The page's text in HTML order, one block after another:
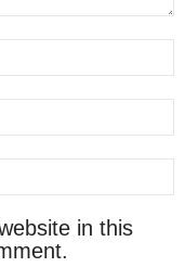
in this